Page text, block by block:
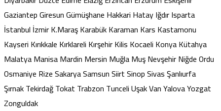
GaziantepGiresunGümüşhane Hakkari HatayIğdırIsparta
İstanbul İzmirK.MaraşKarabükKaraman Kars Kastamonu
Kayseri Kırıkkale Kırklareli KırşehirKilis Kocaeli KonyaKütahya
MalatyaManisaMardin Mersin MuğlaMuşNevşehirNiğdeOrdu
Osmaniye RizeSakaryaSamsunSiirtSinopSivasŞanlıurfa
ŞırnakTekirdağTokat Trabzon TunceliUşakVanYalovaYozgat
Zonguldak